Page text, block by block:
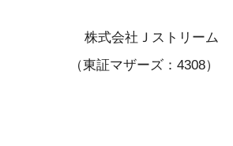
株式会社Ｊストリーム
（東証マザーズ：4308）